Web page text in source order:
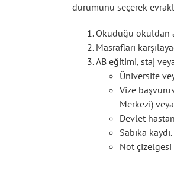
durumunu seçerek
Okuduğu okuldan
Masrafları
AB eğitimi, staj
Üniversite
Vize
Merkezi)
Devlet
Sabıka kaydı.
Not